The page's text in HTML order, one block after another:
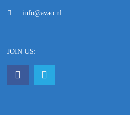
info@avao.nl
JOIN US: